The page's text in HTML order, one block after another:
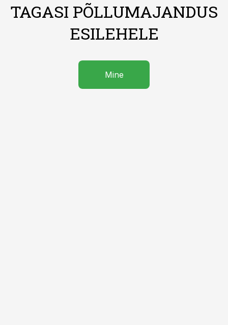
TAGASI PÕLLUMAJANDUS
ESILEHELE
Mine